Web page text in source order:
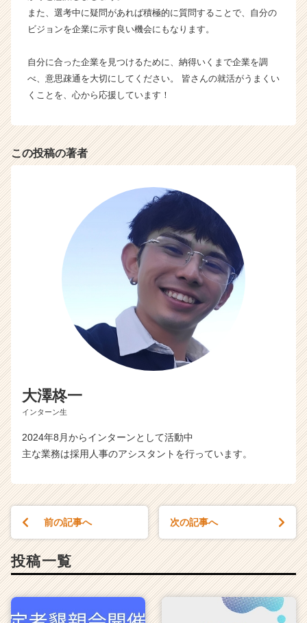
また、選考中に疑問があれば積極的に質問することで、自分の
ビジョンを企業に示す良い機会にもなります。
自分に合った企業を見つけるために、納得いくまで企業を調
べ、意思疎通を大切にしてください。 皆さんの就活がうまくい
くことを、心から応援しています！
この投稿の著者
大澤柊一
インターン生
2024年8月からインターンとして活動中
主な業務は採用人事のアシスタントを行っています。
前の記事へ 次の記事へ
投稿一覧